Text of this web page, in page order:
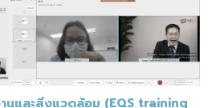
และสิ่งแวดล้อม (EQS training